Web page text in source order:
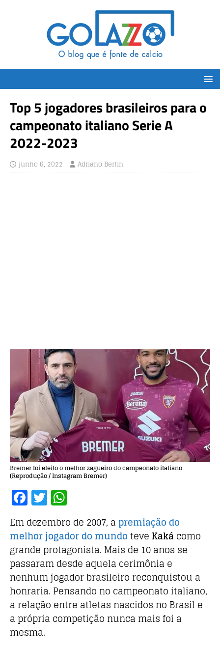
Top 5 jogadores brasileiros para o
campeonato italiano Serie A
2022-2023
junho 6, 2022 Adriano Bertin
Bremer foi eleito o melhor zagueiro do campeonato italiano
(Reprodução / Instagram Bremer)
F
a
c
e
b
o
o
k
T
w
it
te
r
h
at
s
A
p
p
Em dezembro de 2007, a premiação do
melhor jogador do mundoteve Kaká como
grande protagonista. Mais de 10 anos se
passaram desde aquela cerimônia e
nenhum jogador brasileiro reconquistou a
honraria. Pensando no campeonato italiano,
a relação entre atletas nascidos no Brasil e
a própria competição nunca mais foi a
mesma.